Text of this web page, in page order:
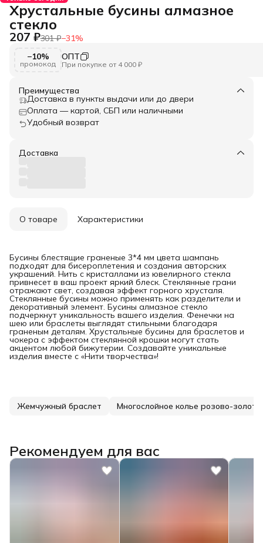
Хрустальные бусины алмазное
стекло
207 ₽301 ₽−31%
−10%
промокод
ОПТ
При покупке от 4 000 ₽
Преимущества
Доставка в пункты выдачи или до двери
Оплата — картой, СБП или наличными
Удобный возврат
Доставка
О товаре Характеристики
Бусины блестящие граненые 3*4 мм цвета шампань
подходят для бисероплетения и создания авторских
украшений. Нить с кристаллами из ювелирного стекла
привнесет в ваш проект яркий блеск. Стеклянные грани
отражают свет, создавая эффект горного хрусталя.
Стеклянные бусины можно применять как разделители и
декоративный элемент. Бусины алмазное стекло
подчеркнут уникальность вашего изделия. Фенечки на
шею или браслеты выглядят стильными благодаря
граненым деталям. Хрустальные бусины для браслетов и
чокера с эффектом стеклянной крошки могут стать
акцентом любой бижутерии. Создавайте уникальные
изделия вместе с «Нити творчества»!
Жемчужный браслет Многослойное колье розово-
Рекомендуем для вас